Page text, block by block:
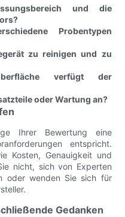
und die
Probentypen
zu reinigen und zu
verfügt der
oder Wartung an?
Ihrer Bewertung eine
entspricht.
Kosten, Genauigkeit und
nicht, sich von Experten
oder wenden Sie sich für
Gedanken